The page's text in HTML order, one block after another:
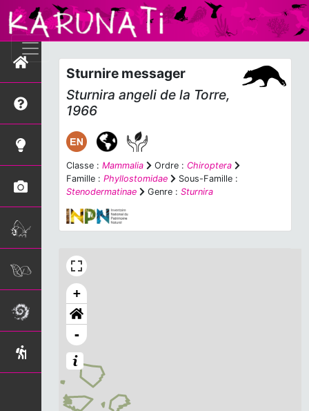
Sturnire messager
Sturnira angeli de la Torre,
1966
Classe : Mammalia Ordre : Chiroptera
Famille : Phyllostomidae
Sous-Famille :
Stenodermatinae
Genre : Sturnira
+
-